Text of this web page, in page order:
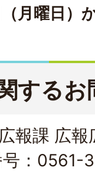
月曜日）
する
報課 広報
号：0561-